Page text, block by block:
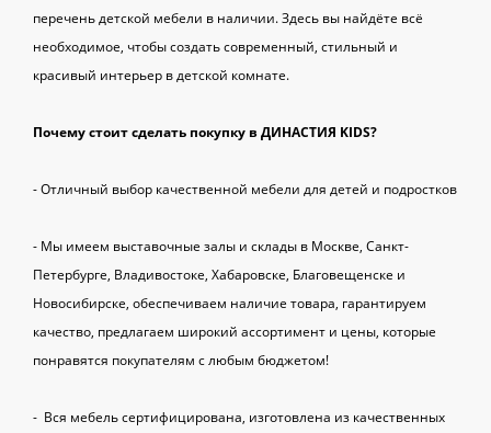
перечень детской мебели в наличии. Здесь вы найдёте всё
необходимое, чтобы создать современный, стильный и
красивый интерьер в детской комнате.
Почему стоит сделать покупку в ДИНАСТИЯ KIDS?
- Отличный выбор качественной мебели для детей и подростков
- Мы имеем выставочные залы и склады в Москве, Санкт-
Петербурге, Владивостоке, Хабаровске, Благовещенске и
Новосибирске, обеспечиваем наличие товара, гарантируем
качество, предлагаем широкий ассортимент и цены, которые
понравятся покупателям с любым бюджетом!
- Вся мебель сертифицирована, изготовлена из качественных